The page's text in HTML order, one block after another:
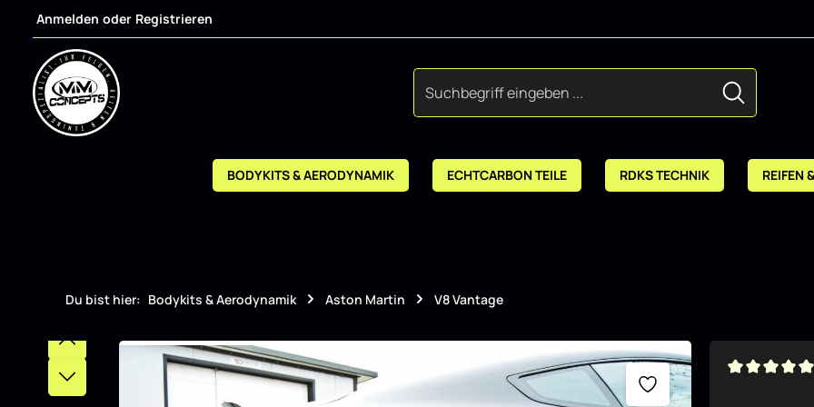
Hauptinhalt springen
Zur Suche springen
Zur Hauptnavigation springen
Anmelden oder Registrieren
BODYKITS & AERODYNAMIK ECHTCARBON TEILE RDKS TECHNIK REIFEN
Du bist hier: Bodykits & Aerodynamik Aston Martin V8 Vantage
Bildergalerie überspringen